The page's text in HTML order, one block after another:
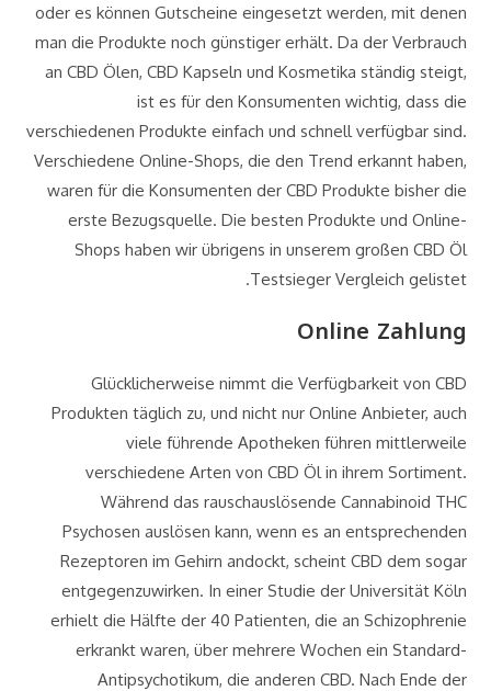
oder es können Gutscheine eingesetzt werden, mit denen
man die Produkte noch günstiger erhält. Da der Verbrauch
an CBD Ölen, CBD Kapseln und Kosmetika ständig steigt,
ist es für den Konsumenten wichtig, dass die
verschiedenen Produkte einfach und schnell verfügbar sind.
Verschiedene Online-Shops, die den Trend erkannt haben,
waren für die Konsumenten der CBD Produkte bisher die
erste Bezugsquelle. Die besten Produkte und Online-
Shops haben wir übrigens in unserem großen CBD Öl
Testsieger Vergleich gelistet.
Online Zahlung
Glücklicherweise nimmt die Verfügbarkeit von CBD
Produkten täglich zu, und nicht nur Online Anbieter, auch
viele führende Apotheken führen mittlerweile
verschiedene Arten von CBD Öl in ihrem Sortiment.
Während das rauschauslösende Cannabinoid THC
Psychosen auslösen kann, wenn es an entsprechenden
Rezeptoren im Gehirn andockt, scheint CBD dem sogar
entgegenzuwirken. In einer Studie der Universität Köln
erhielt die Hälfte der 40 Patienten, die an Schizophrenie
erkrankt waren, über mehrere Wochen ein Standard-
Antipsychotikum, die anderen CBD. Nach Ende der